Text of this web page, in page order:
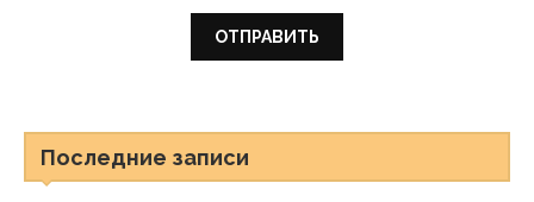
Последние записи